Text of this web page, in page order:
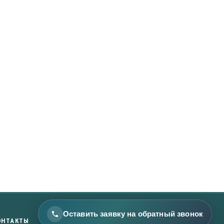
Оставить заявку на обратный звонок